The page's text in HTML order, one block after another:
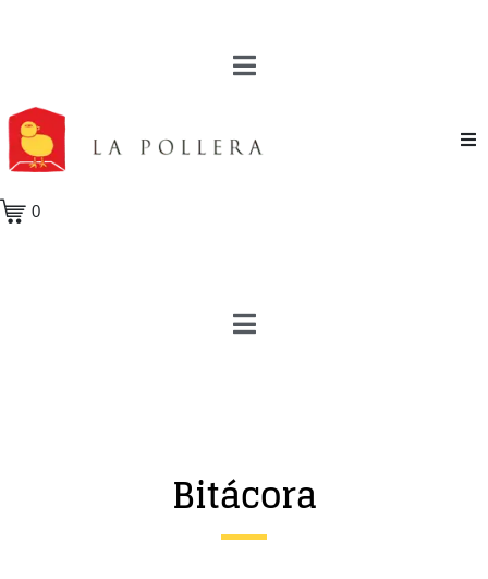
0
Bitácora